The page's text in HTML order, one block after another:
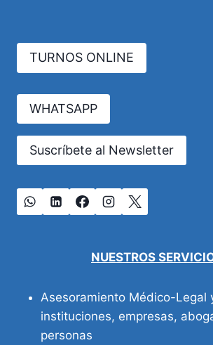
TURNOS ONLINE
WHATSAPP
Suscríbete al Newsletter
NUESTROS
Asesoramiento Médico-Legal
instituciones, empresas,
personas